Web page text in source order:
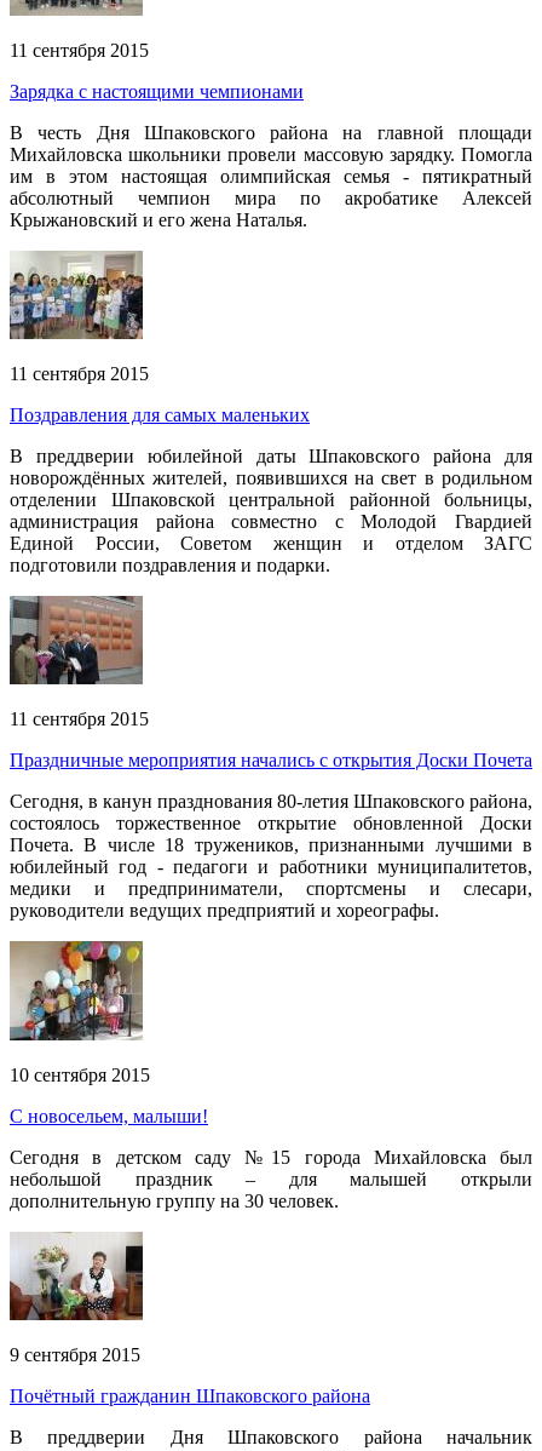
11 сентября 2015
Зарядка с настоящими чемпионами
В честь Дня Шпаковского района на главной площади
Михайловска школьники провели массовую зарядку. Помогла
им в этом настоящая олимпийская семья - пятикратный
абсолютный чемпион мира по акробатике Алексей
Крыжановский и его жена Наталья.
11 сентября 2015
Поздравления для самых маленьких
В преддверии юбилейной даты Шпаковского района для
новорождённых жителей, появившихся на свет в родильном
отделении Шпаковской центральной районной больницы,
администрация района совместно с Молодой Гвардией
Единой России, Советом женщин и отделом ЗАГС
подготовили поздравления и подарки.
11 сентября 2015
Праздничные мероприятия начались с открытия Доски Почета
Сегодня, в канун празднования 80-летия Шпаковского района,
состоялось торжественное открытие обновленной Доски
Почета. В числе 18 тружеников, признанными лучшими в
юбилейный год - педагоги и работники муниципалитетов,
медики и предприниматели, спортсмены и слесари,
руководители ведущих предприятий и хореографы.
10 сентября 2015
С новосельем, малыши!
Сегодня в детском саду №15 города Михайловска был
небольшой праздник – для малышей открыли
дополнительную группу на 30 человек.
9 сентября 2015
Почётный гражданин Шпаковского района
В преддверии Дня Шпаковского района начальник